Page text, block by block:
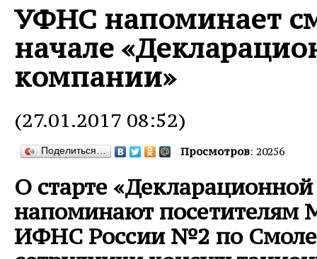
УФНС напоминает
начале
компании»
(27.01.2017 08:52)
Поделиться… Просмотров: 20256
О старте
напоминают посетителям
ИФНС России №2 по